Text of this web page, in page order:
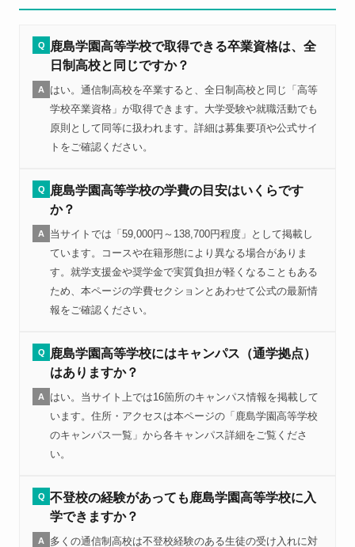
Q
鹿島学園高等学校で取得できる卒業資格は、全
日制高校と同じですか？
A
はい。通信制高校を卒業すると、全日制高校と同じ「高等
学校卒業資格」が取得できます。大学受験や就職活動でも
原則として同等に扱われます。詳細は募集要項や公式サイ
トをご確認ください。
Q
鹿島学園高等学校の学費の目安はいくらです
か？
A
当サイトでは「59,000円～138,700円程度」として掲載し
ています。コースや在籍形態により異なる場合がありま
す。就学支援金や奨学金で実質負担が軽くなることもある
ため、本ページの学費セクションとあわせて公式の最新情
報をご確認ください。
Q
鹿島学園高等学校にはキャンパス（通学拠点）
はありますか？
A
はい。当サイト上では16箇所のキャンパス情報を掲載して
います。住所・アクセスは本ページの「鹿島学園高等学校
のキャンパス一覧」から各キャンパス詳細をご覧くださ
い。
Q 不登校の経験があっても鹿島学園高等学校に入
学できますか？
A
多くの通信制高校は不登校経験のある生徒の受け入れに対